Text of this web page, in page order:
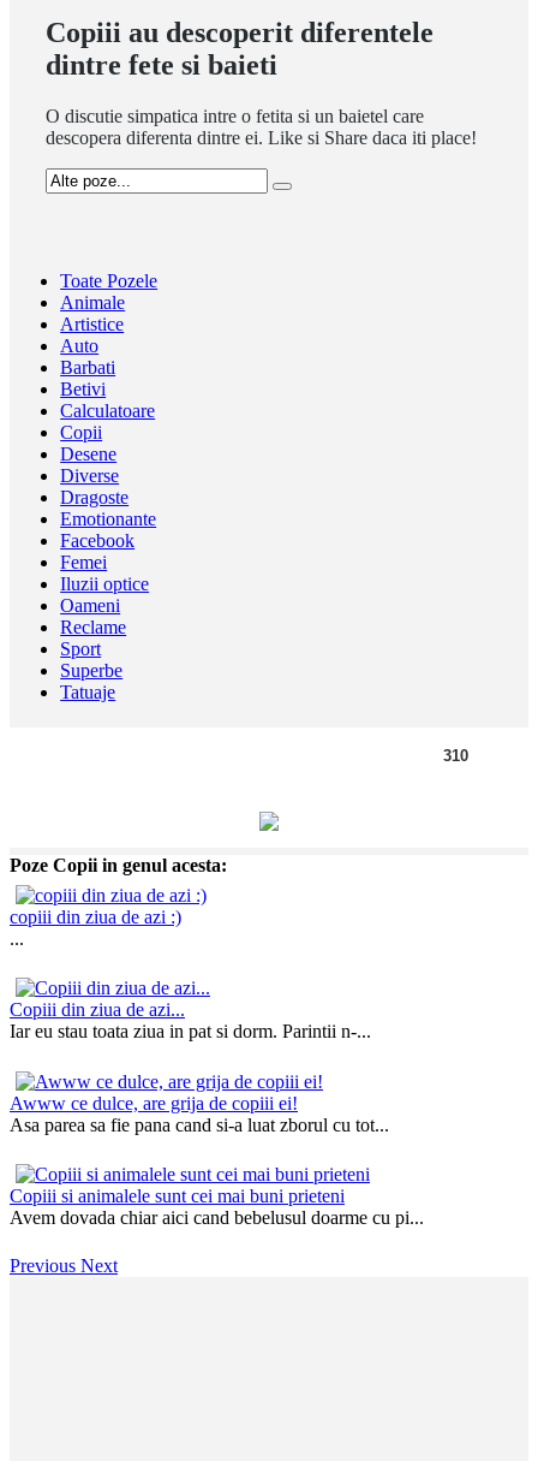
Copiii au descoperit diferentele
dintre fete si baieti
O discutie simpatica intre o fetita si un baietel care
descopera diferenta dintre ei. Like si Share daca iti place!
Toate Pozele
Animale
Artistice
Auto
Barbati
Betivi
Calculatoare
Copii
Desene
Diverse
Dragoste
Emotionante
Facebook
Femei
Iluzii optice
Oameni
Reclame
Sport
Superbe
Tatuaje
310
Poze Copii in genul acesta:
copiii din ziua de azi :)
...
Copiii din ziua de azi...
Iar eu stau toata ziua in pat si dorm. Parintii n-...
Awww ce dulce, are grija de copiii ei!
Asa parea sa fie pana cand si-a luat zborul cu tot...
Copiii si animalele sunt cei mai buni prieteni
Avem dovada chiar aici cand bebelusul doarme cu pi...
Previous Next